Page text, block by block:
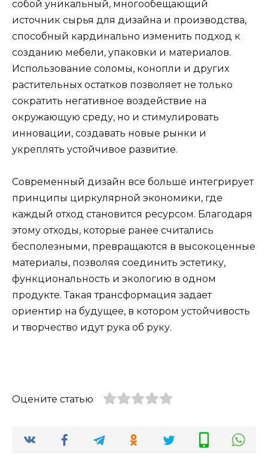
собой уникальный, многообещающий
источник сырья для дизайна и производства,
способный кардинально изменить подход к
созданию мебели, упаковки и материалов.
Использование соломы, конопли и других
растительных остатков позволяет не только
сократить негативное воздействие на
окружающую среду, но и стимулировать
инновации, создавать новые рынки и
укреплять устойчивое развитие.
Современный дизайн все больше интегрирует
принципы циркулярной экономики, где
каждый отход становится ресурсом. Благодаря
этому отходы, которые ранее считались
бесполезными, превращаются в высокоценные
материалы, позволяя соединить эстетику,
функциональность и экологию в одном
продукте. Такая трансформация задает
ориентир на будущее, в котором устойчивость
и творчество идут рука об руку.
Оцените статью